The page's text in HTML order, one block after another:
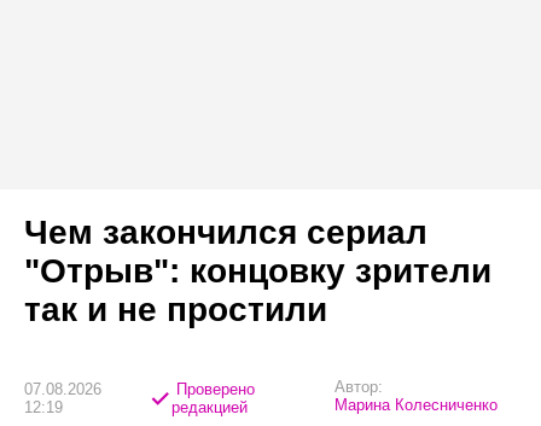
Чем закончился сериал
"Отрыв": концовку зрители
так и не простили
07.08.2026
12:19
Проверено
редакцией
Автор:
Марина Колесниченко